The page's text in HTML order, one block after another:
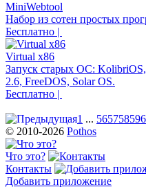
MiniWebtool
Набор из сотен простых
Бесплатно |
Virtual x86
Запуск старых ОС:
2.6, FreeDOS, Solar OS.
Бесплатно |
1 ... 56575859
© 2010-2026 Pothos
Что это?
Контакты
Добавить приложение